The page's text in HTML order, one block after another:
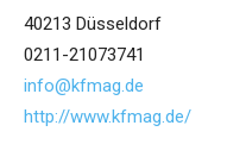
40213 Düsseldorf
0211-21073741
info@kfmag.de
http://www.kfmag.de/